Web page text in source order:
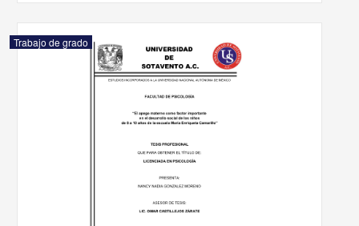
Trabajo de grado